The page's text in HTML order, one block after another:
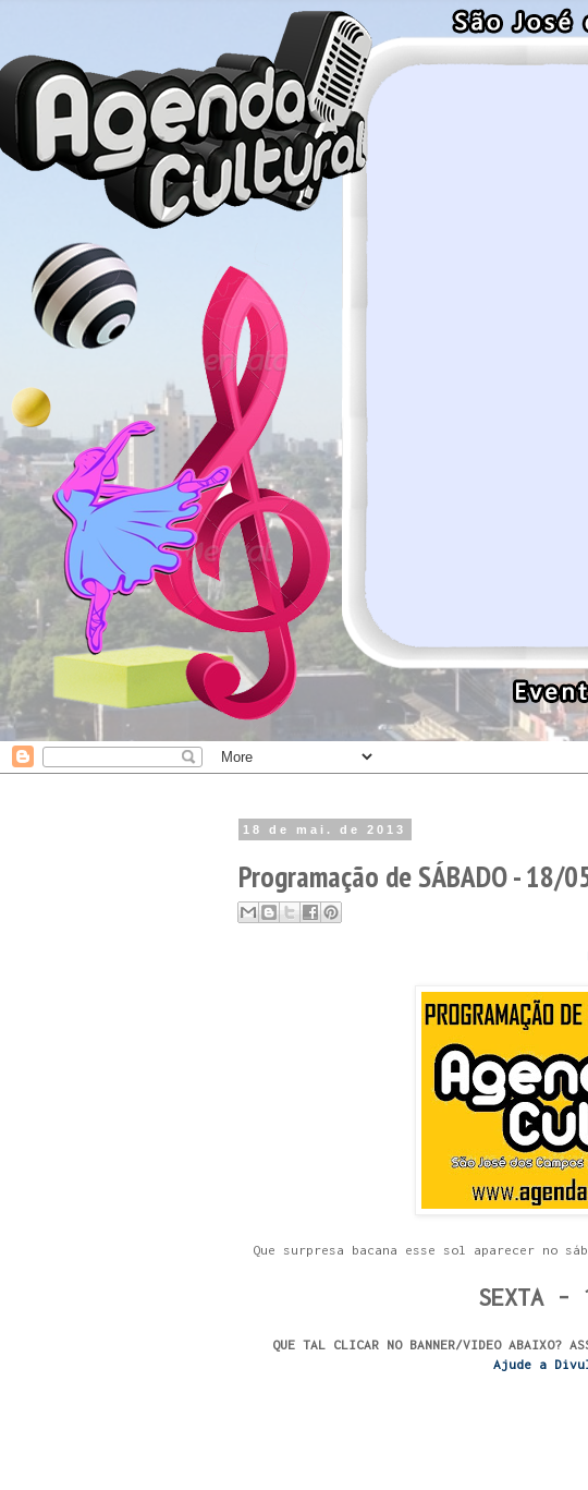
18 de mai. de 2013
Programação de SÁBADO - 18/
Que surpresa bacana esse sol aparecer no
SEXTA -
QUE TAL CLICAR NO BANNER/VIDEO ABAIXO?
Ajude a